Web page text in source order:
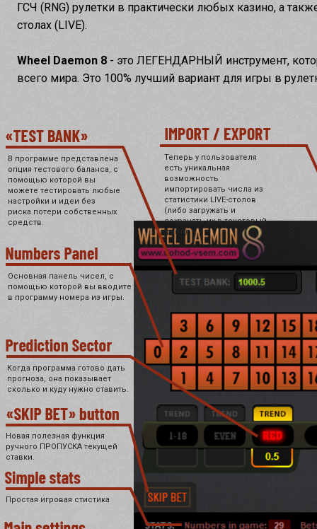
ГСЧ (RNG) рулетки в практически любых казино, а
столах (LIVE).
Wheel Daemon 8- это ЛЕГЕНДАРНЫЙ инструмент,
всего мира. Это 100% лучший вариант для игры в
В программе представлена
опция тестового баланса, с
помощью которой вы
можете тестировать любые
настройки и идеи без
риска потери собственных
средств.
Теперь у пользователя
есть уникальная
возможность
импортировать числа из
статистики LIVE-столов
(либо загружать и
сохранять их в текстовый
файл).
Простая игровая стистика
Новая полезная функция
ручного ПРОПУСКА текущей
ставки.
Когда программа готово дать
прогноза, она показывает
сколько и куду нужно ставить.
Основная панель чисел, с
помощью которой вы вводите
в программу номера из игры.